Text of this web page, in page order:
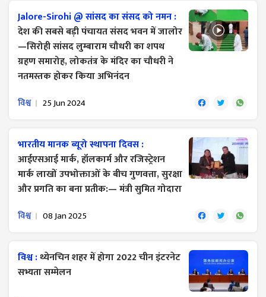
Jalore-Sirohi @ सांसद का संसद को नमन :
देश की सबसे बड़ी पंचायत संसद भवन में जालोर
—सिरोही सांसद लुम्बाराम चौधरी का शपथ
ग्रहण समारोह, लोकतंत्र के मंदिर का चौधरी ने
नतमस्तक होकर किया अभिनंदन
विश्व 25 Jun 2024
भारतीय मानक ब्यूरो स्थापना दिवस :
आईएसआई मार्क, हॉलकार्म और रजिस्ट्रेशन
मार्क लाखों उपभोक्ताओं के बीच गुणवत्ता, सुरक्षा
और प्रगति का बना प्रतीक:— मंत्री सुमित गोदारा
विश्व 08 Jan 2025
विश्व :थ्येनचिन शहर में होगा 2022 चीन इंटरनेट
सभ्यता सम्मेलन